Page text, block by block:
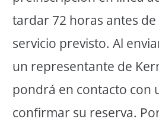
tardar 72 horas antes de
servicio previsto. Al
un representante de
pondrá en contacto con
confirmar su reserva.